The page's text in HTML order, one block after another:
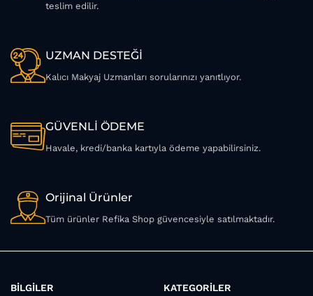
teslim edilir.
UZMAN DESTEĞİ
Kalıcı Makyaj Uzmanları sorularınızı yanıtlıyor.
GÜVENLİ ÖDEME
Havale, kredi/banka kartıyla ödeme yapabilirsiniz.
Orijinal Ürünler
Tüm ürünler Refika Shop güvencesiyle satılmaktadır.
BİLGİLER KATEGORİLER